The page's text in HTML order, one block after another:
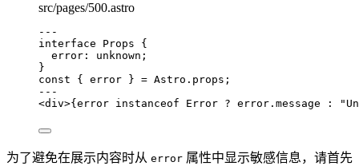
src/pages/500.astro
---
interface Props {
error : unknown ;
}
const { error } = Astro . props ;
---
<div>{ error instanceof Error ? error . message : "
为了避免在展示内容时从 error 属性中显示敏感信息，请首先